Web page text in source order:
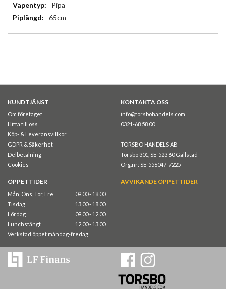
Pipa
65cm
KUNDTJÄNST
Om företaget
Hitta till oss
Köp- & Leveransvillkor
GDPR & Säkerhet
Delbetalning
Cookies
KONTAKTA OSS
info@torsbohandels.com
0321-68 58 00
TORSBO HANDELS AB
Torsbo 301, SE-523 60 Gällstad
Org.nr: SE-556047-7225
ÖPPETTIDER
Mån, Ons, Tor, Fre
09.00 - 18.00
Tisdag
13.00 - 18.00
Lördag
09.00 - 12.00
Lunchstängt
12.00 - 13.00
Verkstad öppet måndag-fredag
AVVIKANDE ÖPPETTIDER